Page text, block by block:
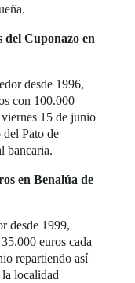
del Cuponazo en
desde 1996,
con 100.000
15 de junio
Pato de
bancaria.
en Benalúa de
desde 1999,
euros cada
repartiendo así
localidad